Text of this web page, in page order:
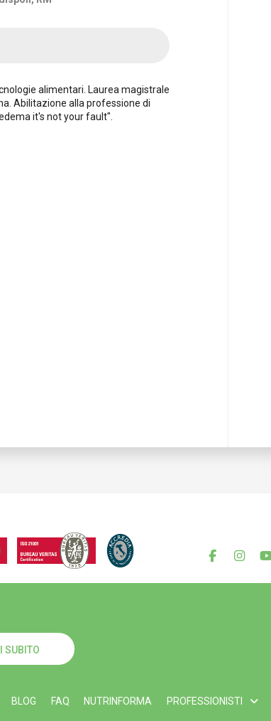
alimentari. Laurea magistrale
Abilitazione alla professione di
it's not your fault".
SUBITO
BLOG FAQ NUTRINFORMA PROFESSIONISTI